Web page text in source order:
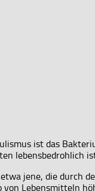
ist das
lebensbedrohlich
jene, die durch
Lebensmitteln